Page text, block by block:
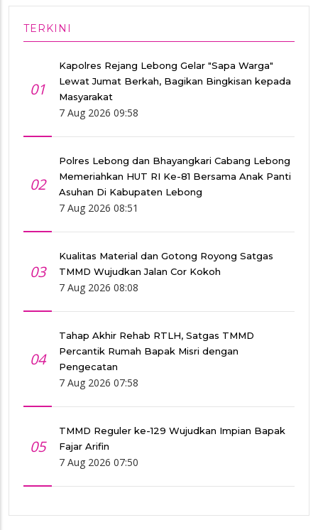
TERKINI
01
Kapolres Rejang Lebong Gelar "Sapa Warga"
Lewat Jumat Berkah, Bagikan Bingkisan kepada
Masyarakat
7 Aug 2026 09:58
02
Polres Lebong dan Bhayangkari Cabang Lebong
Memeriahkan HUT RI Ke-81 Bersama Anak Panti
Asuhan Di Kabupaten Lebong
7 Aug 2026 08:51
03
Kualitas Material dan Gotong Royong Satgas
TMMD Wujudkan Jalan Cor Kokoh
7 Aug 2026 08:08
04
Tahap Akhir Rehab RTLH, Satgas TMMD
Percantik Rumah Bapak Misri dengan
Pengecatan
7 Aug 2026 07:58
05
TMMD Reguler ke-129 Wujudkan Impian Bapak
Fajar Arifin
7 Aug 2026 07:50